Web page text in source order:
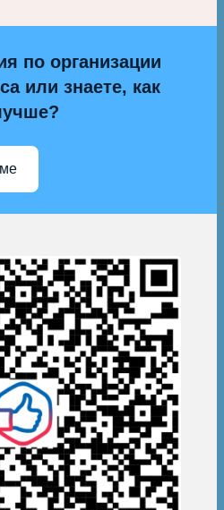
по организации
или знаете, как